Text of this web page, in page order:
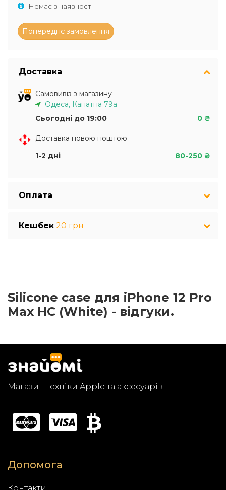
Немає в наявності
Доставка
Самовивіз з магазину
Одеса, Канатна 79а
Сьогодні до 19:00
0 ₴
Доставка новою поштою
1-2 дні
80-250 ₴
Оплата
Кешбек 20 грн
Silicone case для iPhone 12 Pro
Max HC (White) - відгуки.
Магазин техніки Apple та аксесуарів
Допомога